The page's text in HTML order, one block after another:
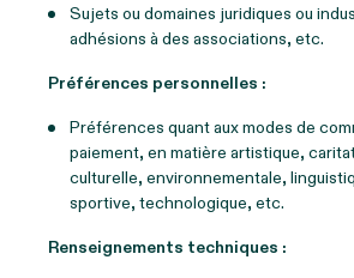
Sujets ou domaines juridiques ou
adhésions à des associations, etc.
Préférences personnelles :
Préférences quant aux modes de
paiement, en matière artistique,
culturelle, environnementale,
sportive, technologique, etc.
Renseignements techniques :